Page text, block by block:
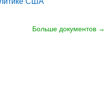
Больше документов →